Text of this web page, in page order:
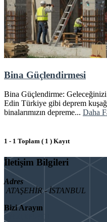
Bina Güçlendirmesi
Bina Güçlendirme:
Edin Türkiye gibi deprem
binalarımızın depreme... Daha
1 - 1 Toplam ( 1 ) Kayıt
İletişim Bilgileri
Adres
ATAŞEHİR - İSTANBUL
Bizi Arayın